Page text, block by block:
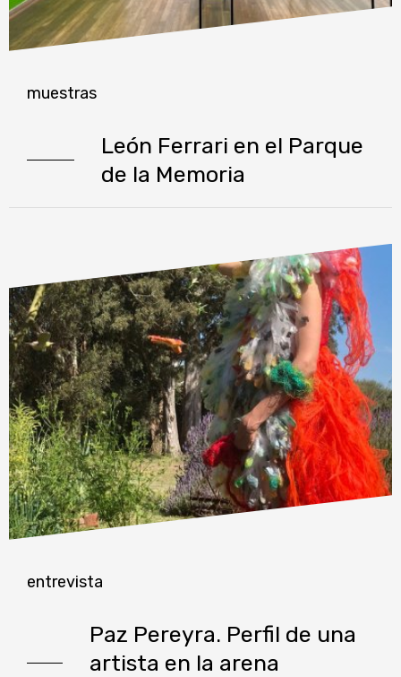
muestras
León Ferrari en el Parque
de la Memoria
entrevista
Paz Pereyra. Perfil de una
artista en la arena